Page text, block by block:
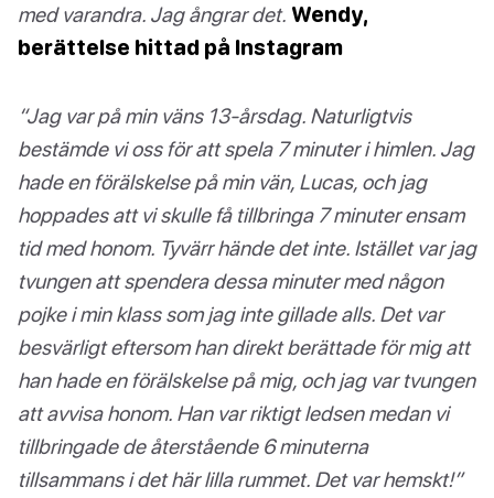
med varandra. Jag ångrar det. Wendy,
berättelse hittad på Instagram
“Jag var på min väns 13-årsdag. Naturligtvis
bestämde vi oss för att spela 7 minuter i himlen. Jag
hade en förälskelse på min vän, Lucas, och jag
hoppades att vi skulle få tillbringa 7 minuter ensam
tid med honom. Tyvärr hände det inte. Istället var jag
tvungen att spendera dessa minuter med någon
pojke i min klass som jag inte gillade alls. Det var
besvärligt eftersom han direkt berättade för mig att
han hade en förälskelse på mig, och jag var tvungen
att avvisa honom. Han var riktigt ledsen medan vi
tillbringade de återstående 6 minuterna
tillsammans i det här lilla rummet. Det var hemskt!”